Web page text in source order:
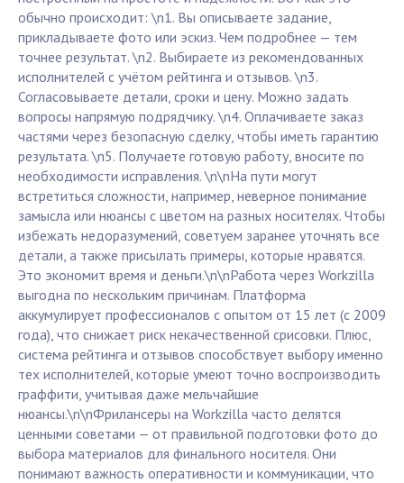
обычно происходит: \n1. Вы описываете задание,
прикладываете фото или эскиз. Чем подробнее — тем
точнее результат. \n2. Выбираете из рекомендованных
исполнителей с учётом рейтинга и отзывов. \n3.
Согласовываете детали, сроки и цену. Можно задать
вопросы напрямую подрядчику. \n4. Оплачиваете заказ
частями через безопасную сделку, чтобы иметь гарантию
результата. \n5. Получаете готовую работу, вносите по
необходимости исправления. \n\nНа пути могут
встретиться сложности, например, неверное понимание
замысла или нюансы с цветом на разных носителях. Чтобы
избежать недоразумений, советуем заранее уточнять все
детали, а также присылать примеры, которые нравятся.
Это экономит время и деньги.\n\nРабота через Workzilla
выгодна по нескольким причинам. Платформа
аккумулирует профессионалов с опытом от 15 лет (с 2009
года), что снижает риск некачественной срисовки. Плюс,
система рейтинга и отзывов способствует выбору именно
тех исполнителей, которые умеют точно воспроизводить
граффити, учитывая даже мельчайшие
нюансы.\n\nФрилансеры на Workzilla часто делятся
ценными советами — от правильной подготовки фото до
выбора материалов для финального носителя. Они
понимают важность оперативности и коммуникации, что